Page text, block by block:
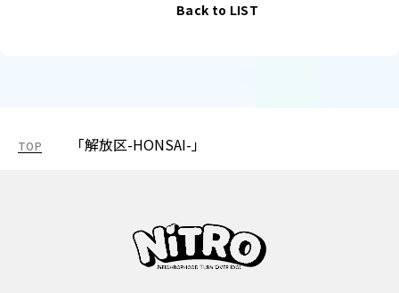
Back to LIST
TOP 「解放区-HONSAI-」